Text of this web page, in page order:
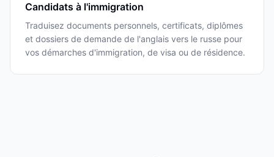
Candidats à l'immigration
Traduisez documents personnels, certificats, diplômes
et dossiers de demande de l'anglais vers le russe pour
vos démarches d'immigration, de visa ou de résidence.